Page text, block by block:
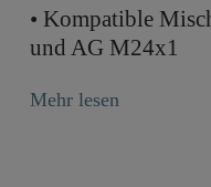
• Kompatible
und AG M24x1
Mehr lesen